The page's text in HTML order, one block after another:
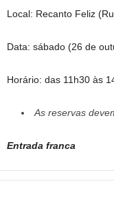
Local: Recanto Feliz
Data: sábado (26 de
Horário: das 11h30 às
As reservas
Entrada franca